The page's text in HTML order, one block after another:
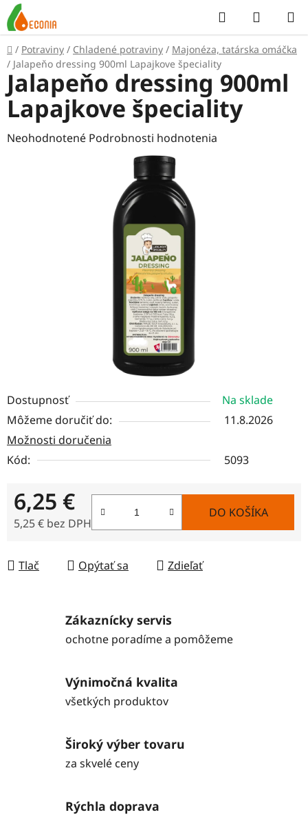
Prejsť
na
obsah
Hľadať
KOŠÍK
Domov
/ Potraviny / Chladené potraviny / Majonéza, tatárska omáčka
/ Jalapeňo dressing 900ml Lapajkove špeciality
Dostupnosť
Na sklade
Môžeme doručiť do:
11.8.2026
Možnosti doručenia
Kód:
5093
6,25 €
5,25 € bez DPH
DO KOŠÍKA
Tlač Opýtať sa Zdieľať
Jalapeňo dressing 900ml
Lapajkove špeciality
Priemerné
Neohodnotené Podrobnosti hodnotenia
Zákaznícky servis
ochotne poradíme a pomôžeme
Výnimočná kvalita
všetkých produktov
Široký výber tovaru
za skvelé ceny
Rýchla doprava